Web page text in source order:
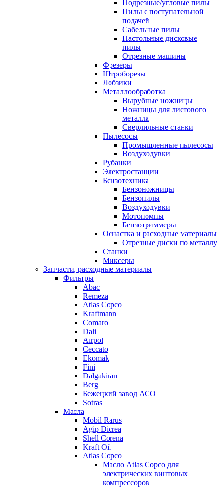
Подрезные/угловые пилы
Пилы с поступательной
подачей
Сабельные пилы
Настольные дисковые
пилы
Отрезные машины
Фрезеры
Штроборезы
Лобзики
Металлообработка
Вырубные ножницы
Ножницы для листового
металла
Сверлильные станки
Пылесосы
Промышленные пылесосы
Воздуходувки
Рубанки
Электростанции
Бензотехника
Бензоножницы
Бензопилы
Воздуходувки
Мотопомпы
Бензотриммеры
Оснастка и расходные материалы
Отрезные диски по металлу
Станки
Миксеры
Запчасти, расходные материалы
Фильтры
Abac
Remeza
Atlas Copco
Kraftmann
Comaro
Dali
Airpol
Ceccato
Ekomak
Fini
Dalgakiran
Berg
Бежецкий завод АСО
Sotras
Масла
Mobil Rarus
Agip Dicrea
Shell Corena
Kraft Oil
Atlas Copco
Масло Atlas Copco для
электрических винтовых
компрессоров